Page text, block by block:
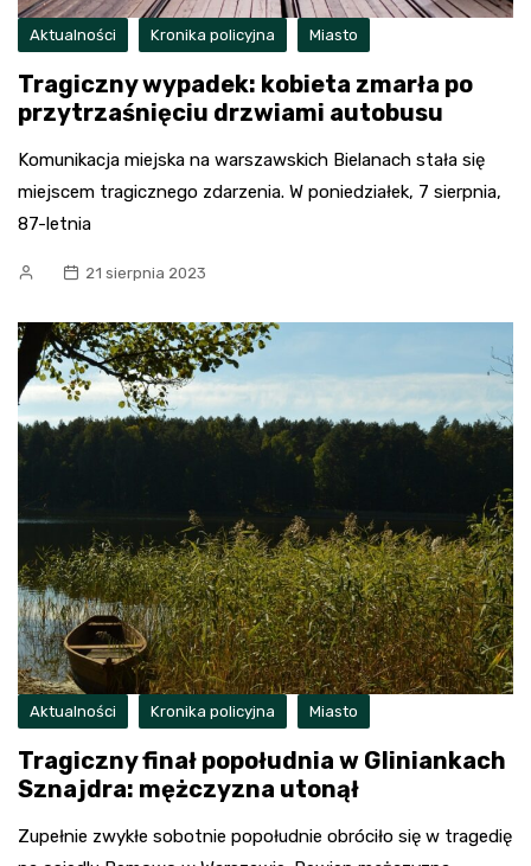
Aktualności Kronika policyjna Miasto
Tragiczny wypadek: kobieta zmarła po
przytrzaśnięciu drzwiami autobusu
Komunikacja miejska na warszawskich Bielanach stała się
miejscem tragicznego zdarzenia. W poniedziałek, 7 sierpnia,
87-letnia
21 sierpnia 2023
Aktualności Kronika policyjna Miasto
Tragiczny finał popołudnia w Gliniankach
Sznajdra: mężczyzna utonął
Zupełnie zwykłe sobotnie popołudnie obróciło się w tragedię